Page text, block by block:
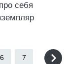
себя
6 7